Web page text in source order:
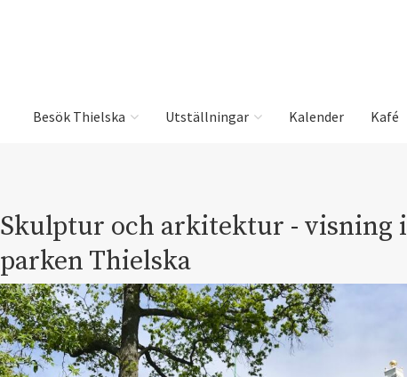
Besök Thielska Utställningar Kalender Kafé
Skulptur och arkitektur - visning i
parken Thielska